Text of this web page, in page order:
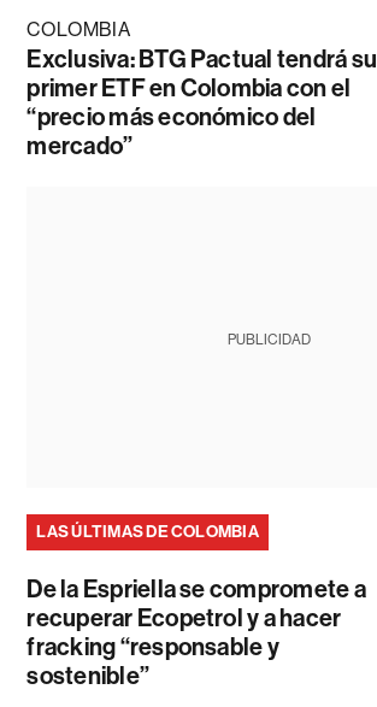
COLOMBIA
Exclusiva: BTG Pactual tendrá su
primer ETF en Colombia con el
“precio más económico del
mercado”
PUBLICIDAD
LAS ÚLTIMAS DE COLOMBIA
De la Espriella se compromete a
recuperar Ecopetrol y a hacer
fracking “responsable y
sostenible”